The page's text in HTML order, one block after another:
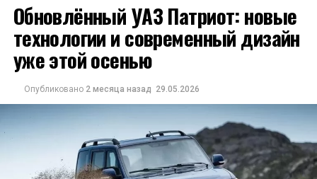
Обновлённый УАЗ Патриот: новые
технологии и современный дизайн
уже этой осенью
Опубликовано 2 месяца назад 29.05.2026